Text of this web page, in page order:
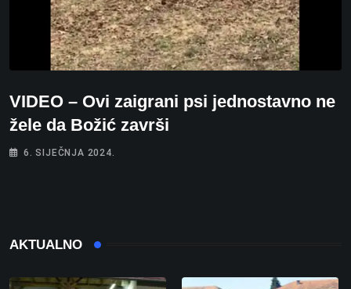
VIDEO – Ovi zaigrani psi jednostavno ne
žele da Božić završi
6. SIJEČNJA 2024.
AKTUALNO